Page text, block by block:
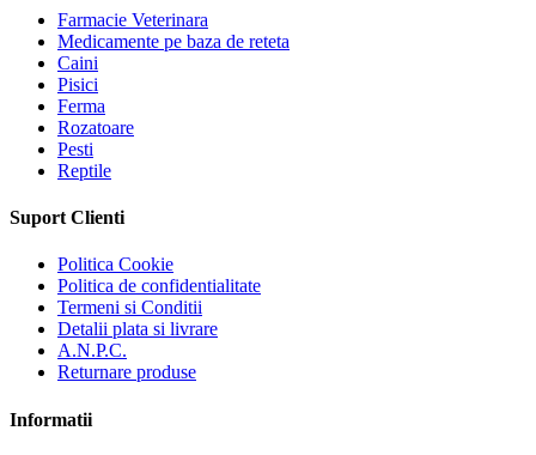
Farmacie Veterinara
Medicamente pe baza de reteta
Caini
Pisici
Ferma
Rozatoare
Pesti
Reptile
Suport Clienti
Politica Cookie
Politica de confidentialitate
Termeni si Conditii
Detalii plata si livrare
A.N.P.C.
Returnare produse
Informatii